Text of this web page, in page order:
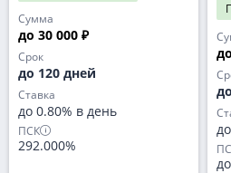
Сумма
до 30 000 ₽
Срок
до 120 дней
Ставка
до 0.80% в день
ПСК
292.000%